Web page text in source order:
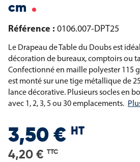
cm
Référence : 0106.007-DPT25
Le Drapeau de Table du Doubs est
décoration de bureaux, comptoirs ou
Confectionné en maille polyester 115
est monté sur une tige métallique de
lance décorative. Plusieurs socles en
avec 1, 2, 3, 5 ou 30 emplacements.
3,50 € HT
4,20 € TTC